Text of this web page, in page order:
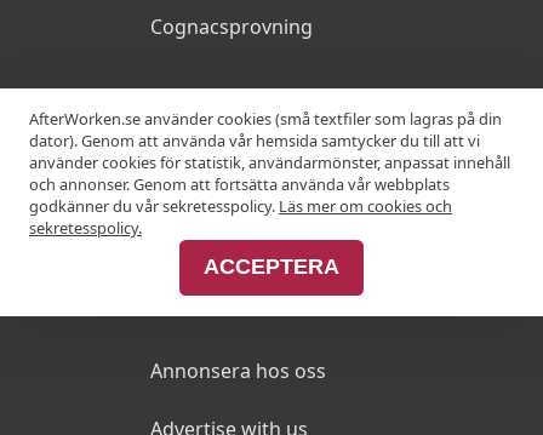
Cognacsprovning
KRÖGARE
Anslut din restaurang
Annonsera hos oss
Advertise with us
AfterWorken.se använder cookies (små textfiler som lagras på din
dator). Genom att använda vår hemsida samtycker du till att vi
använder cookies för statistik, användarmönster, anpassat innehåll
och annonser. Genom att fortsätta använda vår webbplats
godkänner du vår sekretesspolicy. Läs mer om cookies och
sekretesspolicy.
ACCEPTERA